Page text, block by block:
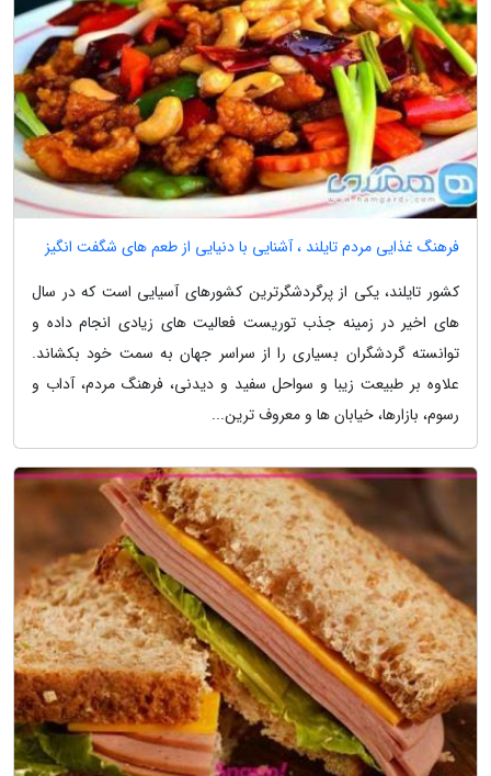
فرهنگ غذایی مردم تایلند ، آشنایی با دنیایی از طعم های شگفت انگیز
کشور تایلند، یکی از پرگردشگرترین کشورهای آسیایی است که در سال
های اخیر در زمینه جذب توریست فعالیت های زیادی انجام داده و
توانسته گردشگران بسیاری را از سراسر جهان به سمت خود بکشاند.
علاوه بر طبیعت زیبا و سواحل سفید و دیدنی، فرهنگ مردم، آداب و
رسوم، بازارها، خیابان ها و معروف ترین...